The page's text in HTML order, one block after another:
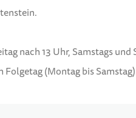
nach 13 Uhr, Samstags und
(Montag bis